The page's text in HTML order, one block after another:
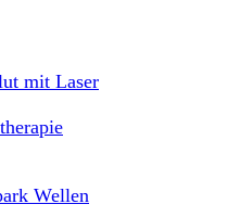
mit Laser
Wellen